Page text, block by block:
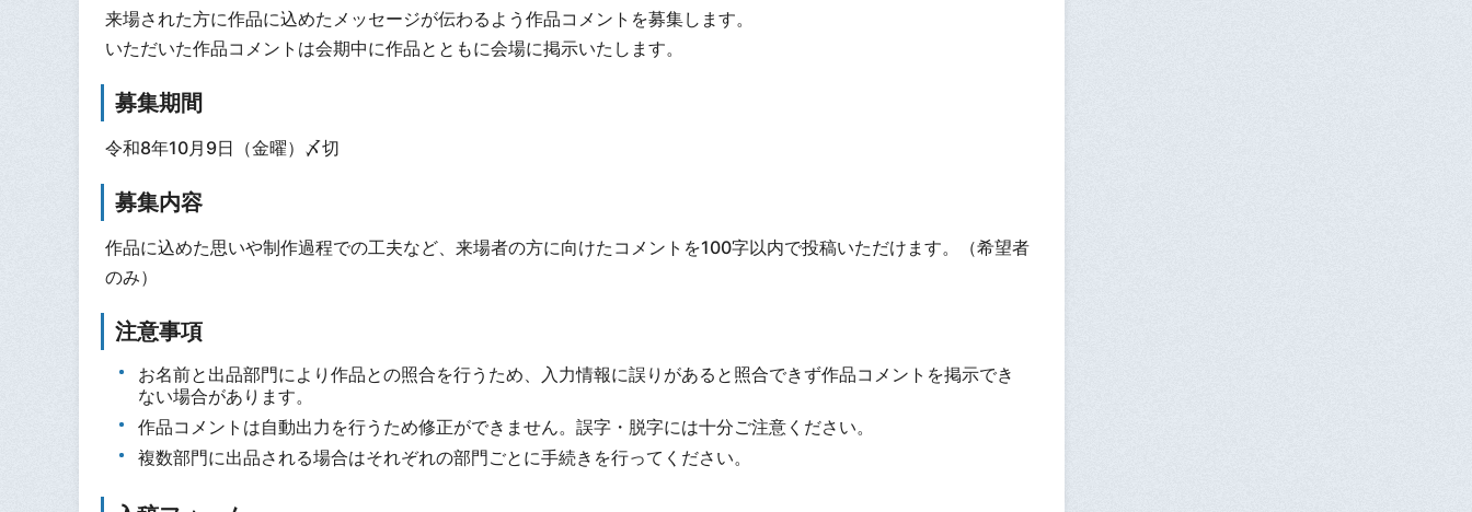
来場された方に作品に込めたメッセージが伝わるよう作品コメントを募集します。
いただいた作品コメントは会期中に作品とともに会場に掲示いたします。
募集期間
令和8年10月9日（金曜）〆切
募集内容
作品に込めた思いや制作過程での工夫など、来場者の方に向けたコメントを100字以内で投稿いただけます。（希望者
のみ）
注意事項
お名前と出品部門により作品との照合を行うため、入力情報に誤りがあると照合できず作品コメントを掲示でき
ない場合があります。
作品コメントは自動出力を行うため修正ができません。誤字・脱字には十分ご注意ください。
複数部門に出品される場合はそれぞれの部門ごとに手続きを行ってください。